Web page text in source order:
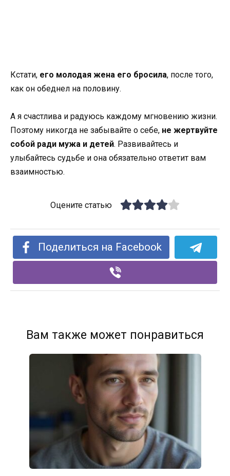
Кстати, его молодая жена его бросила, после того,
как он обеднел на половину.
А я счастлива и радуюсь каждому мгновению жизни.
Поэтому никогда не забывайте о себе, не жертвуйте
собой ради мужа и детей. Развивайтесь и
улыбайтесь судьбе и она обязательно ответит вам
взаимностью.
Оцените статью
Поделиться на Facebook
Вам также может понравиться